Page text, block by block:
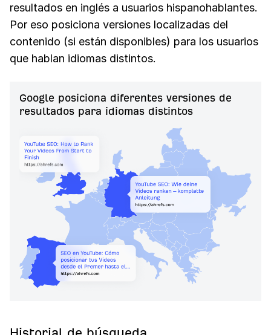
resultados en inglés a usuarios hispanohablantes.
Por eso posiciona versiones localizadas del
contenido (si están disponibles) para los usuarios
que hablan idiomas distintos.
Google posiciona diferentes versiones de
resultados para idiomas distintos